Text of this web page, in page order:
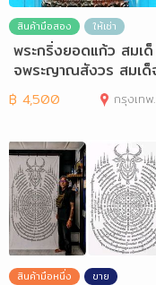
สินค้ามือสอง ให้เช่า
พระกริ่งยอดแก้ว สมเด็
จพระญาณสังวร สมเด็
สังฆราช วัดบวรนิเวศฯ
฿ 4,500 กรุงเทพมหานคร
สินค้ามือหนึ่ง ขาย